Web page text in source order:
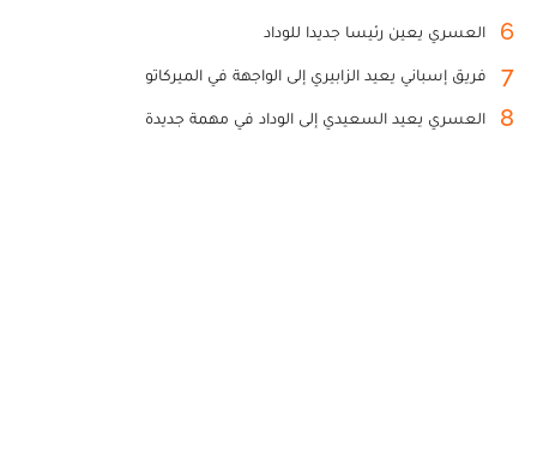
6 العسري يعين رئيسا جديدا للوداد
7 فريق إسباني يعيد الزابيري إلى الواجهة في الميركاتو
8 العسري يعيد السعيدي إلى الوداد في مهمة جديدة